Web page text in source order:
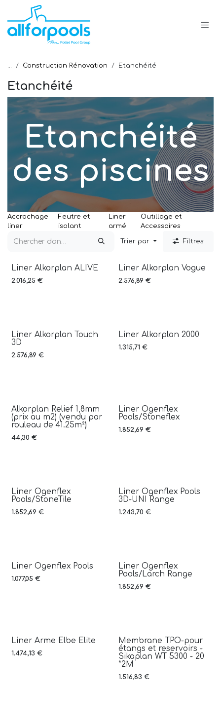
Se rendre au contenu
... Construction Rénovation Etanchéité
Etanchéité
Etanchéité
des piscines
Accrochage
liner
Feutre et
isolant
Liner
armé
Outillage et
Accessoires
Trier par Filtres
3D
Liner Alkorplan ALIVE
2.016,25 €
3D
Liner Alkorplan Vogue
2.576,89 €
3D
Liner Alkorplan Touch
3D
2.576,89 €
Liner Alkorplan 2000
1.315,71 €
Alkorplan Relief 1,8mm
(prix au m2) (vendu par
rouleau de 41.25m²)
44,30 €
Liner Ogenflex
Pools/Stoneflex
1.852,69 €
Liner Ogenflex
Pools/StoneTile
1.852,69 €
3D
Liner Ogenflex Pools
3D-UNI Range
1.243,70 €
Liner Ogenflex Pools
1.077,05 €
Liner Ogenflex
Pools/Larch Range
1.852,69 €
Liner Arme Elbe Elite
1.474,13 €
Membrane TPO-pour
étangs et reservoirs -
Sikaplan WT 5300 - 20
*2M
1.516,83 €